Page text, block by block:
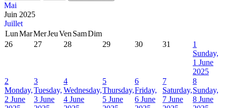
Mai
Juin 2025
Juillet
LunMarMerJeuVen SamDim
26
27 28 29 30 31
1
Sunday,
1 June
2025
2
Monday,
2 June
3
Tuesday,
3 June
4
Wednesday,
4 June
5
Thursday,
5 June
6
Friday,
6 June
7
Saturday,
7 June
8
Sunday,
8 June